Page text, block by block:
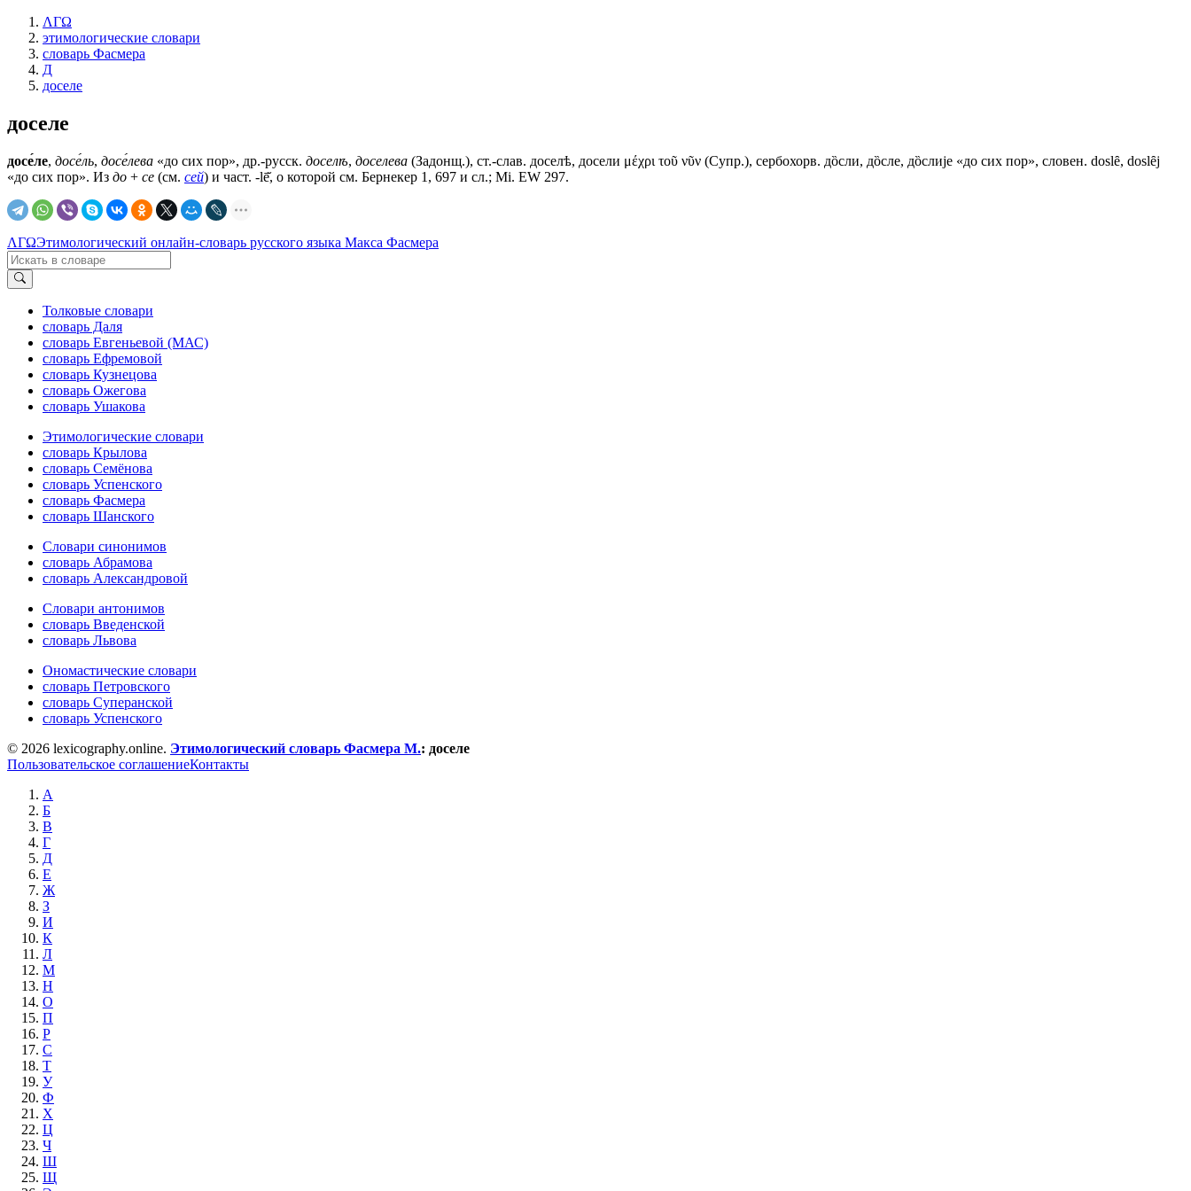
ΛΓΩ
этимологические словари
словарь Фасмера
Д
доселе
доселе
досе́ле, досе́ль, досе́лева «до сих пор», др.-русск. доселѣ, доселева (Задонщ.), ст.-слав. доселѣ, досели μέχρι τοῦ νῦν (Супр.), сербохорв. дȍсли, дȍсле, дȍслиjе «до сих пор», словен. doslȇ, doslȇj
«до сих пор». Из до + се (см. сей) и част. -lē̆, о которой см. Бернекер 1, 697 и сл.; Mi. EW 297.
ΛΓΩЭтимологический онлайн-словарь русского языка Макса Фасмера
Толковые словари
словарь Даля
словарь Евгеньевой (МАС)
словарь Ефремовой
словарь Кузнецова
словарь Ожегова
словарь Ушакова
Этимологические словари
словарь Крылова
словарь Семёнова
словарь Успенского
словарь Фасмера
словарь Шанского
Словари синонимов
словарь Абрамова
словарь Александровой
Словари антонимов
словарь Введенской
словарь Львова
Ономастические словари
словарь Петровского
словарь Суперанской
словарь Успенского
© 2026 lexicography.online. Этимологический словарь Фасмера М.: доселе
Пользовательское соглашениеКонтакты
А
Б
В
Г
Д
Е
Ж
З
И
К
Л
М
Н
О
П
Р
С
Т
У
Ф
Х
Ц
Ч
Ш
Щ